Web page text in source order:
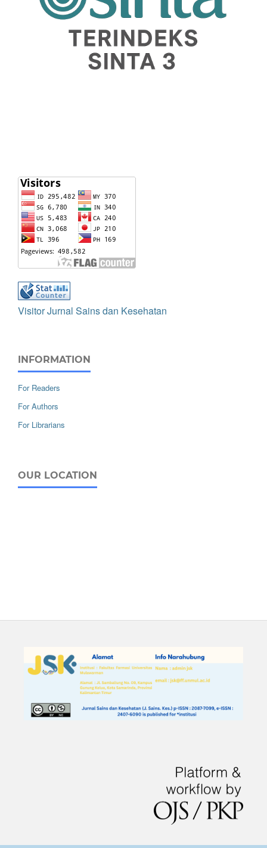
Visitor Jurnal Sains dan Kesehatan
INFORMATION
For Readers
For Authors
For Librarians
OUR LOCATION